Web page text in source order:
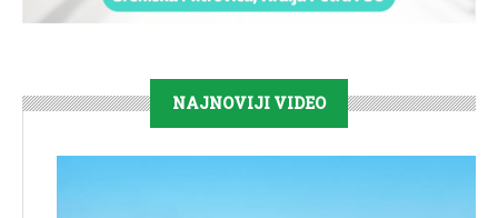
NAJNOVIJI VIDEO